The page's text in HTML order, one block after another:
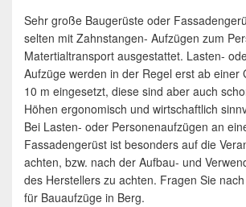
Sehr große Baugerüste oder
selten mit Zahnstangen- Aufzügen zum
Matertialtransport ausgestattet. Lasten-
Aufzüge werden in der Regel erst ab einer
10 m eingesetzt, diese sind aber auch
Höhen ergonomisch und wirtschaftlich
Bei Lasten- oder Personenaufzügen an
Fassadengerüst ist besonders auf die
achten, bzw. nach der Aufbau- und
des Herstellers zu achten. Fragen Sie
für Bauaufzüge in Berg.